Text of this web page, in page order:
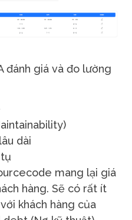
đánh giá và đo lường
dài
mang lại giá
hàng. Sẽ có rất ít
khách hàng của